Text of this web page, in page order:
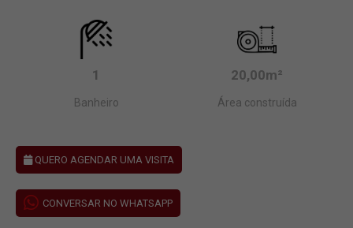
1
Banheiro
20,00m²
Área construída
QUERO AGENDAR UMA VISITA
CONVERSAR NO WHATSAPP